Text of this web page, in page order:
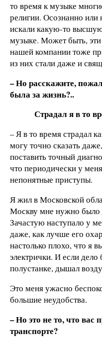
то время к музыке
религии. Осознанно или
искали какую-то
музыке. Может быть,
нашей компании тоже
из них стали даже и
– Но расскажите,
была за жизнь?..
Страдал я в то
– Я в то время страдал
могу точно сказать
поставить точный
что периодически у
непонятные приступы.
Я жил в Московской
Москву мне нужно было
Зачастую наступало у
даже, как лучше его
настолько плохо, что я
электрички. И если
полустанке, дышал
Это меня ужасно
большие неудобства.
– Но это не то, что вас
транспорте?